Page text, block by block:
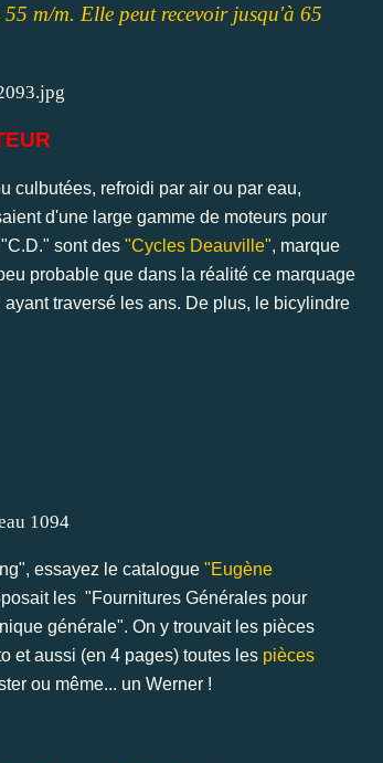
m/m. Elle peut recevoir jusqu'à 65
culbutées, refroidi par air ou par eau,
d'une large gamme de moteurs pour
sont des "Cycles Deauville", marque
probable que dans la réalité ce marquage
traversé les ans. De plus, le bicylindre
essayez le catalogue "Eugène
les "Fournitures Générales pour
générale". On y trouvait les pièces
et aussi (en 4 pages) toutes les pièces
ou même... un Werner !